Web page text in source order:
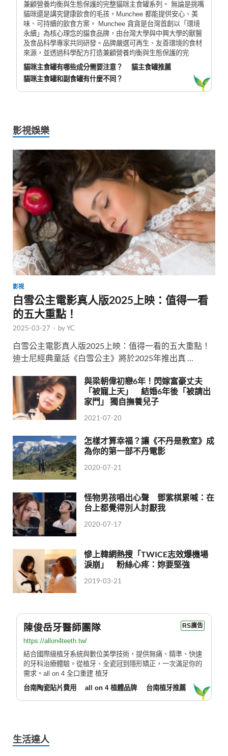
兼顧營養均衡與生態保護的完整貓咪主食罐系列。 無論是挑嘴
貓咪還是講究健康飲食的毛孩，Munchee 都能提供安心、美
味、可持續的飲食方案。 Munchee 貪貪是台灣首創以「環境
永續」為核心理念的貓食品牌，由台灣大學與中興大學的獸醫
及食品科學專家共同研發。品牌嚴選可再生、友善環境的食材
來源，並透過科學配方打造兼顧營養均衡與生態保護的完
貓咪主食罐有哪些成分需要注意？
貓主食罐推薦
貓咪主食罐和副食罐有什麼不同？
影視娛樂
影視
白雪公主電影真人版2025上映：值得一看
的五大重點！
2025-03-27 - byYC
白雪公主電影真人版2025上映：值得一看的五大重點！
迪士尼經典童話《白雪公主》將於2025年推出真 …
與梁朝偉初戀6年！閃嫁富豪丈夫
「被寵上天」 結婚6年後「被請出
家門」 獨自撫養兒子
2021-07-20
怎樣才算幸福？讓《不丹是教室》成
為你的第一部不丹電影
2020-07-21
怪物男孩唱出心聲 鄧紫棋累喊：在
台上都覺得別人討厭我
2020-07-17
慘上韓網熱搜「TWICE志效爆機場
淚崩」 粉絲心疼：妳要堅強
2019-03-21
陳俊岳牙醫師團隊 RS廣告
https://allon4teeth.tw/
結合國際級植牙系統與數位美學技術，提供無痛、精準、快速
的牙科治療體驗。從植牙、全瓷冠到隱形矯正，一次滿足你的
需求。all on 4 全口重建 植牙
台南陶瓷貼片費用
all on 4 植體品牌 台南植牙推薦
生活達人